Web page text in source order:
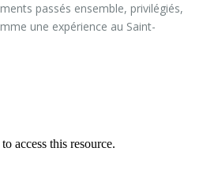
passés ensemble, privilégiés,
une expérience au Saint-